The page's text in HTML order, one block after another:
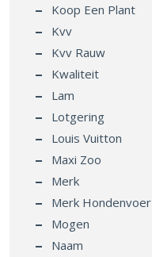
Koop Een Plant
Kvv
Kvv Rauw
Kwaliteit
Lam
Lotgering
Louis Vuitton
Maxi Zoo
Merk
Merk Hondenvoer
Mogen
Naam